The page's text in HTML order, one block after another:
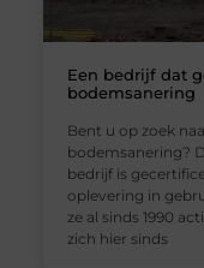
Een bedrijf dat
bodemsanering
Bent u op zoek
bodemsanering?
bedrijf is
oplevering in
ze al sinds 1990
zich hier sinds